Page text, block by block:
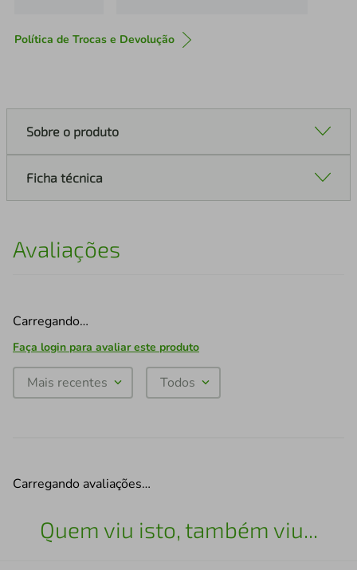
Política de Trocas e Devolução
Sobre o produto
Ficha técnica
Avaliações
Carregando…
Faça login para avaliar este produto
Mais recentes Todos
Carregando avaliações…
Quem viu isto, também viu...